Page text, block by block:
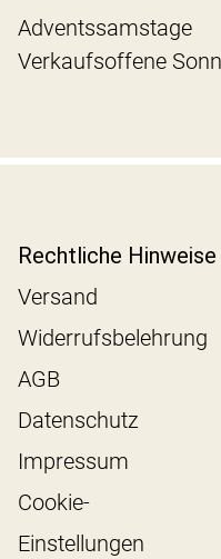
Adventssamstage
Verkaufsoffene
Rechtliche Hinweise
Versand
Widerrufsbelehrung
AGB
Datenschutz
Impressum
Cookie-
Einstellungen